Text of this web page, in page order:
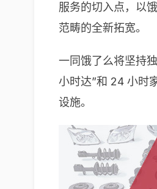
服务的切入点，以
范畴的全新拓宽。
一同饿了么将坚持
小时达”和 24 小时
设施。